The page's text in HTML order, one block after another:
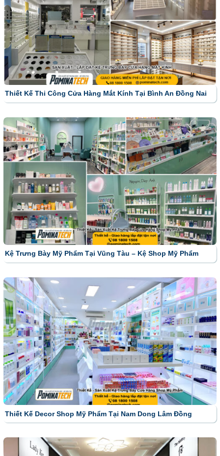
Thiết Kế Thi Công Cửa Hàng Mắt Kính Tại Bình An Đồng Nai
Kệ Trưng Bày Mỹ Phẩm Tại Vũng Tàu – Kệ Shop Mỹ Phẩm
Thiết Kế Decor Shop Mỹ Phẩm Tại Nam Dong Lâm Đồng